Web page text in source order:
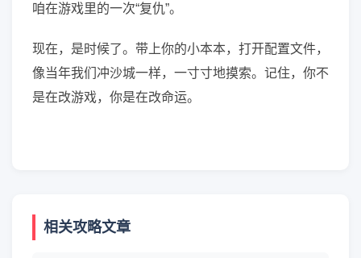
咱在游戏里的一次“复仇”。
现在，是时候了。带上你的小本本，打开配置文件，
像当年我们冲沙城一样，一寸寸地摸索。记住，你不
是在改游戏，你是在改命运。
相关攻略文章